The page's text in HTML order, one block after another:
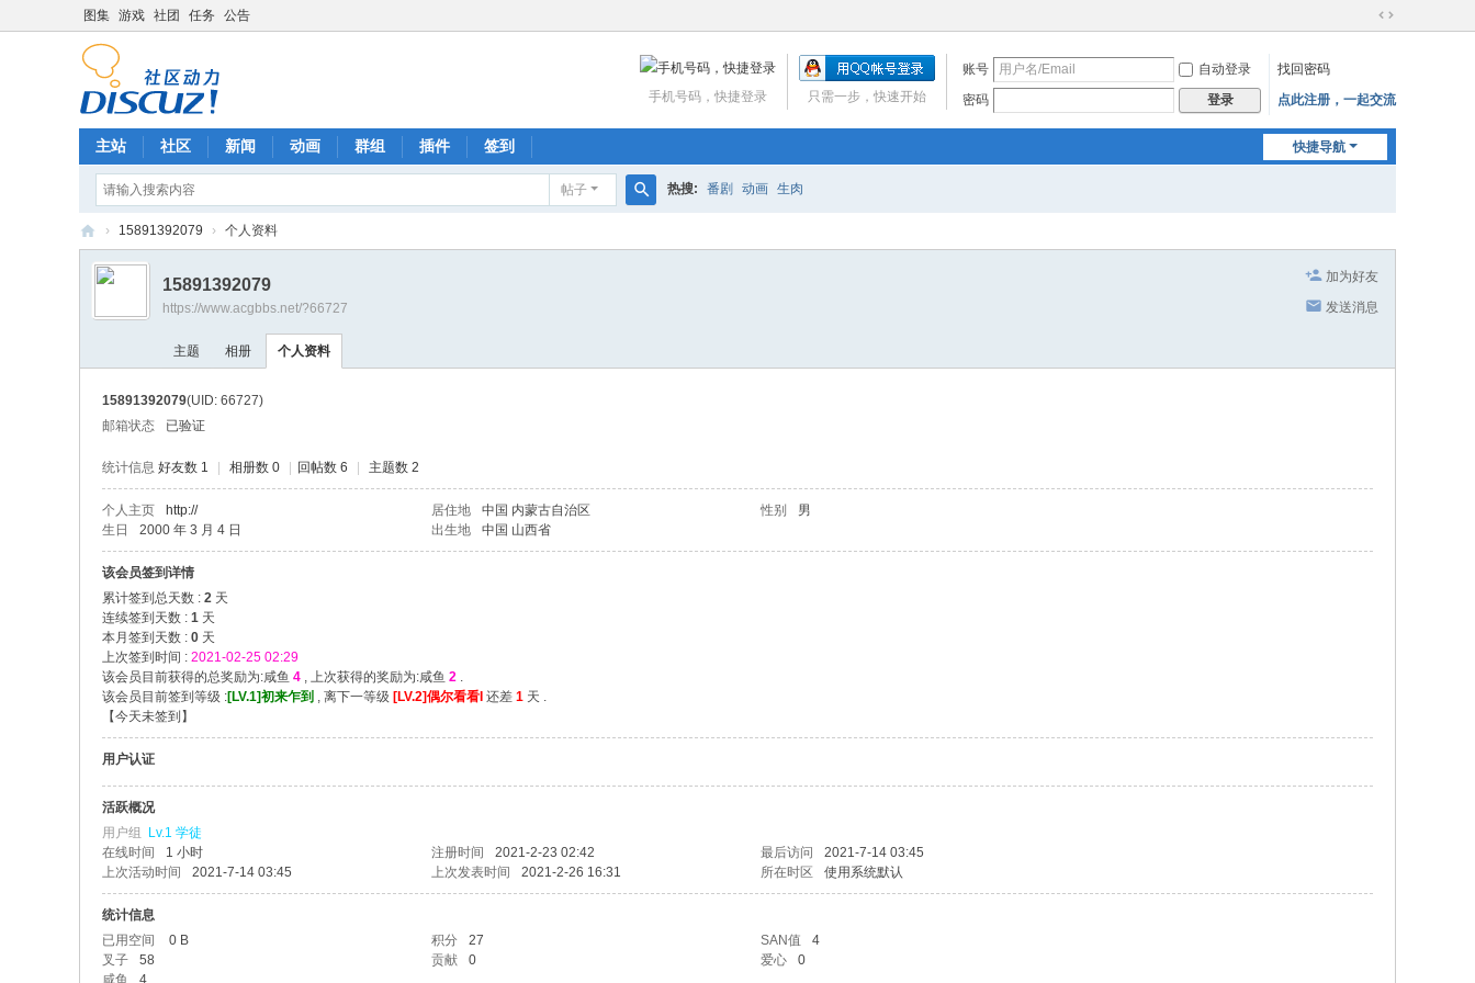
图集 游戏 社团 任务 公告
切
宽
账号 自动登录
找回密码
密码
登录 点此注册，一起交流
只需一步，快速开始
手机号码，快捷登录
快捷导航
主站 社区 新闻 动画 群组 插件 签到
帖子
索
热搜: 番剧 动画 生肉
A
› 15891392079 › 个人资料
加为好友
发送消息
15891392079
https://www.acgbbs.net/?66727
主题 相册 个人资料
15891392079(UID: 66727)
邮箱状态
已验证
统计信息 好友数 1 相册数 0 回帖数 6 主题数 2
个人主页 http:// 居住地 中国 内蒙古自治区 性别
男
生日
2000 年 3 月 4 日 出生地 中国 山西省
该会员签到详情
累计签到总天数 : 2 天
连续签到天数 : 1 天
本月签到天数 : 0 天
上次签到时间 : 2021-02-25 02:29
该会员目前获得的总奖励为:咸鱼 4 , 上次获得的奖励为:咸鱼 2 .
该会员目前签到等级 :[LV.1]初来乍到 , 离下一等级 [LV.2]偶尔看看I 还差 1 天 .
【今天未签到 】
用户认证
活跃概况
用户组
Lv.1 学徒
在线时间
1 小时 注册时间 2021-2-23 02:42 最后访问
2021-7-14 03:45
上次活动时间
2021-7-14 03:45 上次发表时间 2021-2-26 16:31 所在时区 使用系统默认
统计信息
已用空间
0 B 积分 27 SAN值
4
叉子
58 贡献 0 爱心
0
咸鱼
4